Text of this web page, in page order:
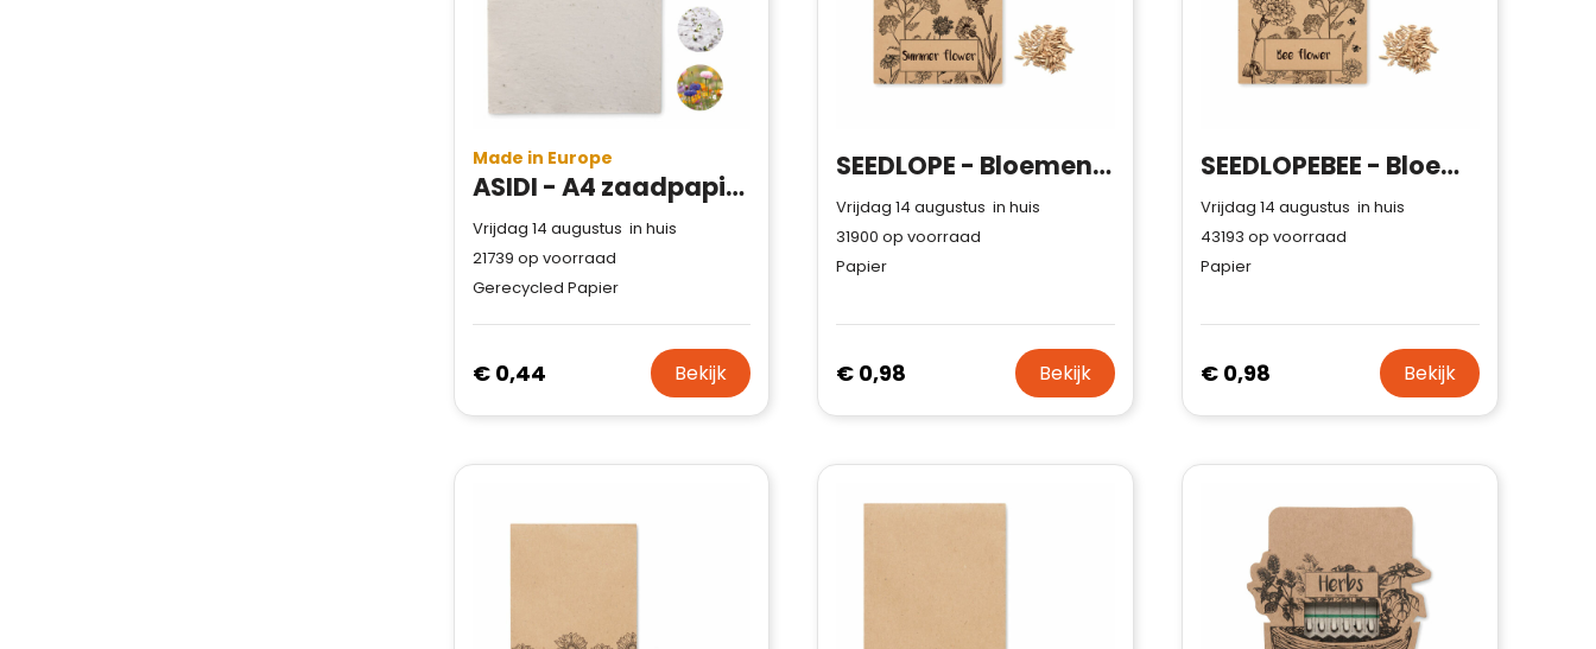
Made in Europe
ASIDI - A4 zaadpapier wilde bloemen
Vrijdag 14 augustus in huis
21739 op voorraad
Gerecycled Papier
€ 0,44 Bekijk
SEEDLOPE - Bloemenzaadjes in envelop
Vrijdag 14 augustus in huis
31900 op voorraad
Papier
€ 0,98 Bekijk
SEEDLOPEBEE - Bloemenzaadjes in envelop
Vrijdag 14 augustus in huis
43193 op voorraad
Papier
€ 0,98 Bekijk